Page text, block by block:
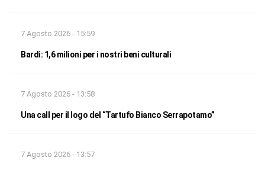
7 Agosto 2026 - 15:59
Bardi: 1,6 milioni per i nostri beni culturali
7 Agosto 2026 - 13:58
Una call per il logo del “Tartufo Bianco Serrapotamo”
7 Agosto 2026 - 13:57